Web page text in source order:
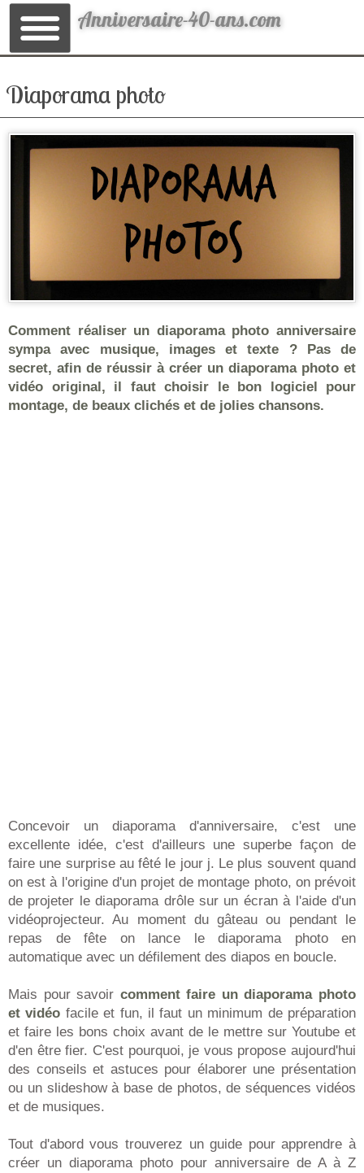
Anniversaire-40-ans.com
Diaporama photo
Comment réaliser un diaporama photo anniversaire
sympa avec musique, images et texte ? Pas de
secret, afin de réussir à créer un diaporama photo et
vidéo original, il faut choisir le bon logiciel pour
montage, de beaux clichés et de jolies chansons.
Concevoir un diaporama d'anniversaire, c'est une
excellente idée, c'est d'ailleurs une superbe façon de
faire une surprise au fêté le jour j. Le plus souvent quand
on est à l'origine d'un projet de montage photo, on prévoit
de projeter le diaporama drôle sur un écran à l'aide d'un
vidéoprojecteur. Au moment du gâteau ou pendant le
repas de fête on lance le diaporama photo en
automatique avec un défilement des diapos en boucle.
Mais pour savoir comment faire un diaporama photo
et vidéo facile et fun, il faut un minimum de préparation
et faire les bons choix avant de le mettre sur Youtube et
d'en être fier. C'est pourquoi, je vous propose aujourd'hui
des conseils et astuces pour élaborer une présentation
ou un slideshow à base de photos, de séquences vidéos
et de musiques.
Tout d'abord vous trouverez un guide pour apprendre à
créer un diaporama photo pour anniversaire de A à Z